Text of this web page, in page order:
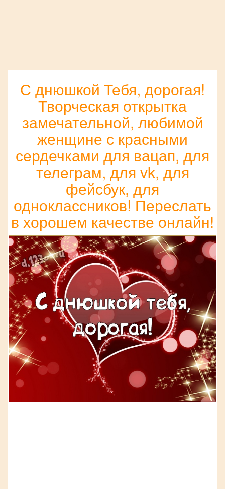
С днюшкой Тебя, дорогая!
Творческая открытка
замечательной, любимой
женщине с красными
сердечками для вацап, для
телеграм, для vk, для
фейсбук, для
одноклассников! Переслать
в хорошем качестве онлайн!